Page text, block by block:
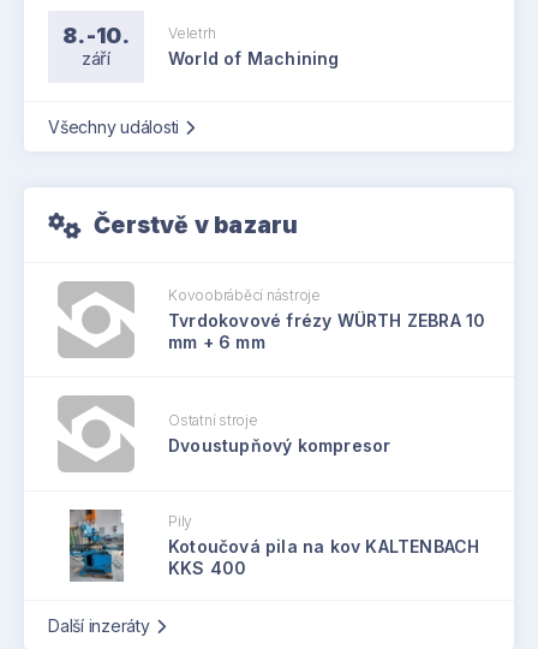
8.-10.
září
Veletrh
World of Machining
Všechny události
Čerstvě v bazaru
Kovoobráběcí nástroje
Tvrdokovové frézy WÜRTH ZEBRA 10
mm + 6 mm
Ostatní stroje
Dvoustupňový kompresor
Pily
Kotoučová pila na kov KALTENBACH
KKS 400
Další inzeráty